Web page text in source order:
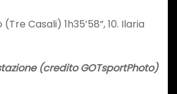
Casali) 1h35’58”, 10. Ilaria
(credito GOTsportPhoto)